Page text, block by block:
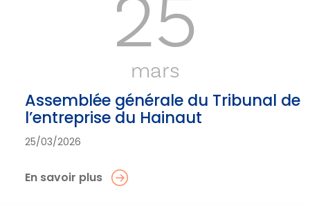
25
mars
Assemblée générale du Tribunal de
l’entreprise du Hainaut
25/03/2026
En savoir plus